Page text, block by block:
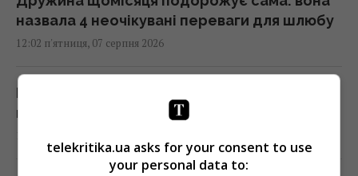
назвала 4 неочікувані переваги для шлюбу
12:02 п'ятниця, 07 серпня 2026
Після аномальної спеки: які сюрпризи готує
погода на вихідних
telekritika.ua asks for your consent to use
your personal data to: